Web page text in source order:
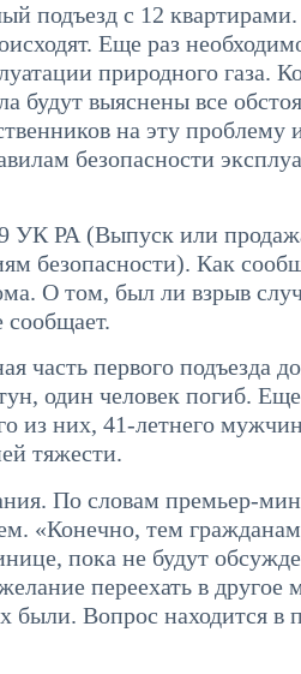
подъезд с 12
Еще раз
природного газа.
будут выяснены все
на эту проблему
безопасности
УК РА (Выпуск или
безопасности). Как
О том, был ли взрыв
часть первого подъезда
один человек погиб.
из них, 41-летнего
тяжести.
По словам премьер-
«Конечно, тем
пока не будут
переехать в другое
Вопрос находится в